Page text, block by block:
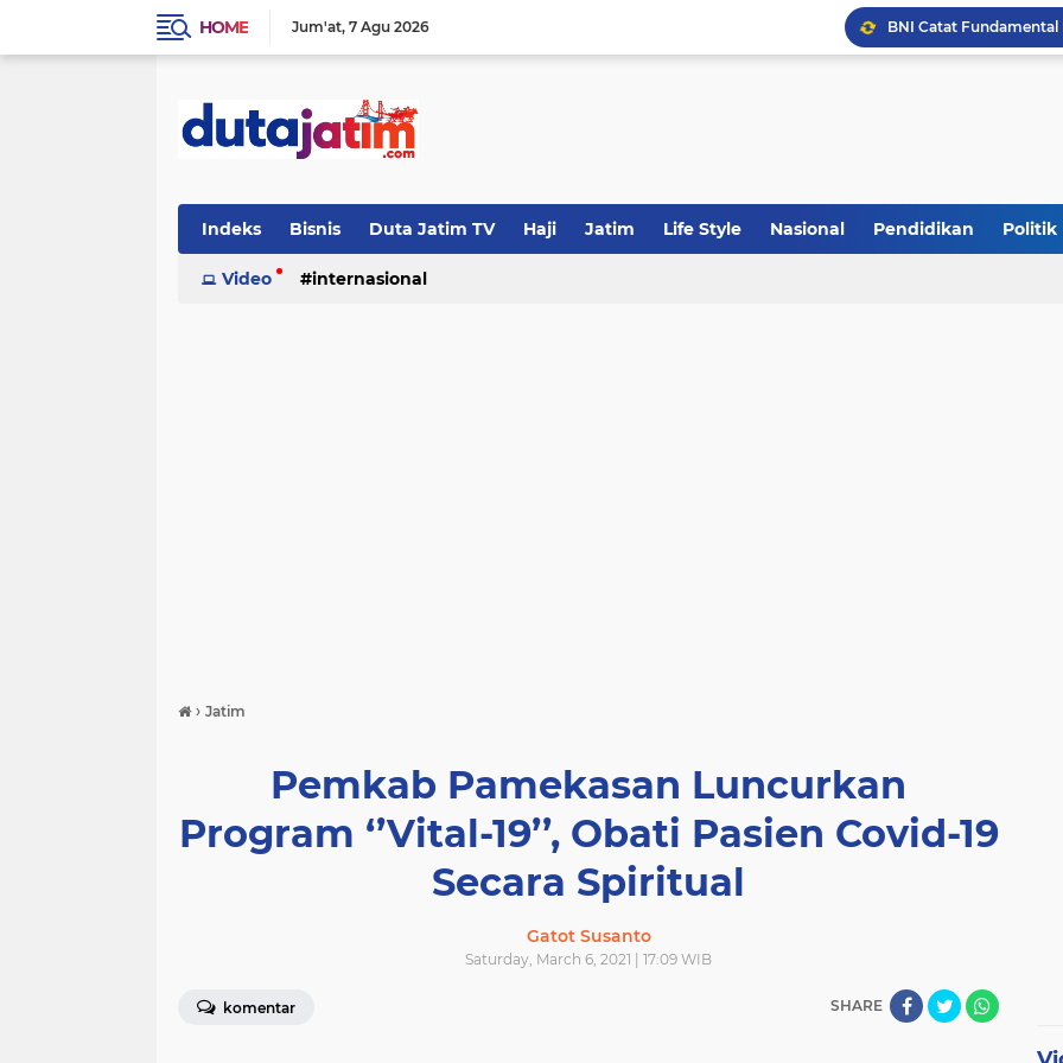
HOME Jum'at 7 Agu 2026
JakOne Mobile Antar
Khutbah Jumat:
Indeks Bisnis Duta Jatim TV Haji Jatim Life Style Nasional Pendidikan Politik
Video internasional
› Jatim
Pemkab Pamekasan Luncurkan
Program ‘’Vital-19’’, Obati Pasien Covid-19
Secara Spiritual
Gatot Susanto
Saturday, March 6, 2021 | 17:09 WIB
komentar SHARE